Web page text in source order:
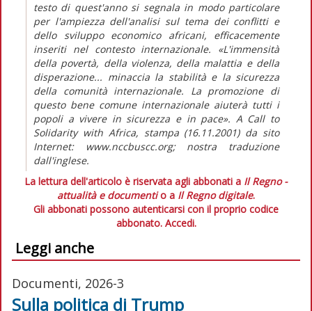
testo di quest'anno si segnala in modo particolare
per l'ampiezza dell'analisi sul tema dei conflitti e
dello sviluppo economico africani, efficacemente
inseriti nel contesto internazionale. «L'immensità
della povertà, della violenza, della malattia e della
disperazione... minaccia la stabilità e la sicurezza
della comunità internazionale. La promozione di
questo bene comune internazionale aiuterà tutti i
popoli a vivere in sicurezza e in pace». A Call to
Solidarity with Africa, stampa (16.11.2001) da sito
Internet: www.nccbuscc.org; nostra traduzione
dall'inglese.
La lettura dell'articolo è riservata agli abbonati a Il Regno -
attualità e documentio a Il Regno digitale.
Gli abbonati possono autenticarsi con il proprio codice
abbonato. Accedi.
Leggi anche
Documenti, 2026-3
Sulla politica di Trump